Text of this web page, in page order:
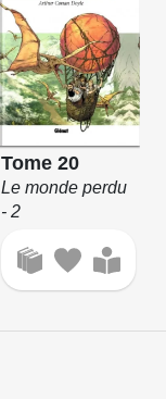
Tome 20
Le monde perdu
- 2